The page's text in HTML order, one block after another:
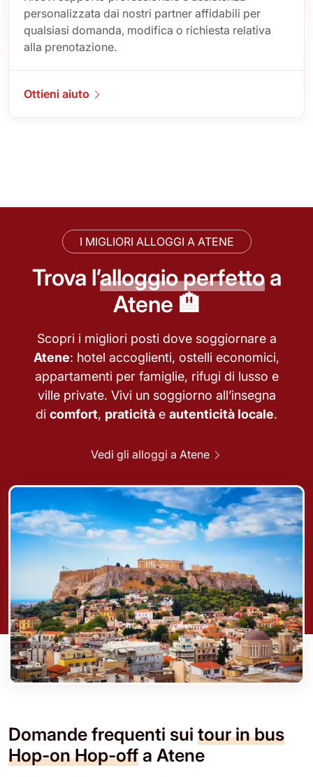
personalizzata dai nostri partner affidabili per
qualsiasi domanda, modifica o richiesta relativa
alla prenotazione.
Ottieni aiuto
I MIGLIORI ALLOGGI A ATENE
Trova l’alloggio perfettoa
Atene 🏨
Scopri i migliori posti dove soggiornare a
Atene: hotel accoglienti, ostelli economici,
appartamenti per famiglie, rifugi di lusso e
ville private. Vivi un soggiorno all’insegna
di comfort, praticità e autenticità locale.
Vedi gli alloggi a Atene
Domande frequenti sui tour in bus
Hop-on Hop-off a Atene